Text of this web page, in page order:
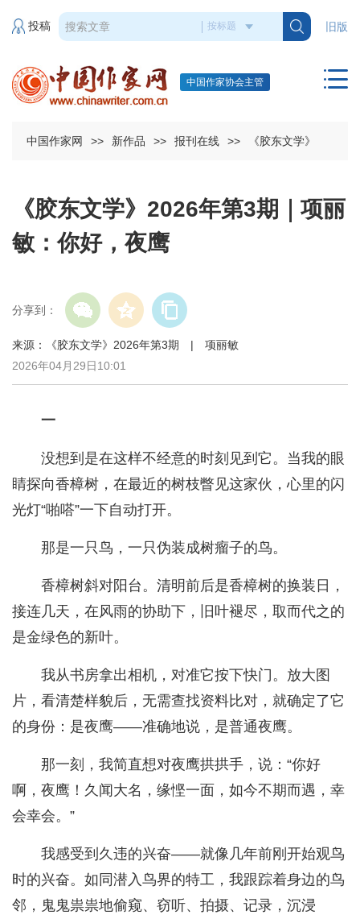
旧版
投稿
中国作家协会主管
中国作家网 >> 新作品 >> 报刊在线 >> 《胶东文学》
《胶东文学》2026年第3期｜项丽
敏：你好，夜鹰
分享到：
来源：《胶东文学》2026年第3期 | 项丽敏
2026年04月29日10:01
一
没想到是在这样不经意的时刻见到它。当我的眼
睛探向香樟树，在最近的树枝瞥见这家伙，心里的闪
光灯“啪嗒”一下自动打开。
那是一只鸟，一只伪装成树瘤子的鸟。
香樟树斜对阳台。清明前后是香樟树的换装日，
接连几天，在风雨的协助下，旧叶褪尽，取而代之的
是金绿色的新叶。
我从书房拿出相机，对准它按下快门。放大图
片，看清楚样貌后，无需查找资料比对，就确定了它
的身份：是夜鹰——准确地说，是普通夜鹰。
那一刻，我简直想对夜鹰拱拱手，说：“你好
啊，夜鹰！久闻大名，缘悭一面，如今不期而遇，幸
会幸会。”
我感受到久违的兴奋——就像几年前刚开始观鸟
时的兴奋。如同潜入鸟界的特工，我跟踪着身边的鸟
邻，鬼鬼祟祟地偷窥、窃听、拍摄、记录，沉浸